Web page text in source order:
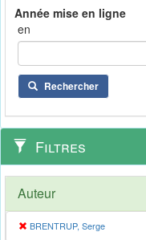
en
Rechercher
Filtres
Auteur
BRENTRUP, Serge